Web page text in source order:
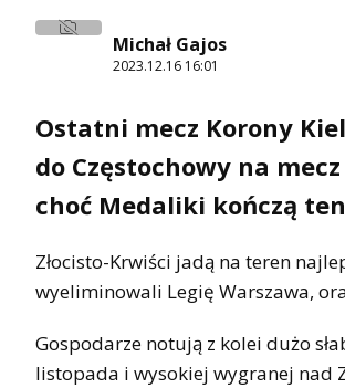
Michał Gajos
2023.12.16 16:01
Ostatni mecz Korony
do Częstochowy na
choć Medaliki kończą
Złocisto-Krwiści jadą na teren
wyeliminowali Legię Warszawa,
Gospodarze notują z kolei dużo
listopada i wysokiej wygranej nad